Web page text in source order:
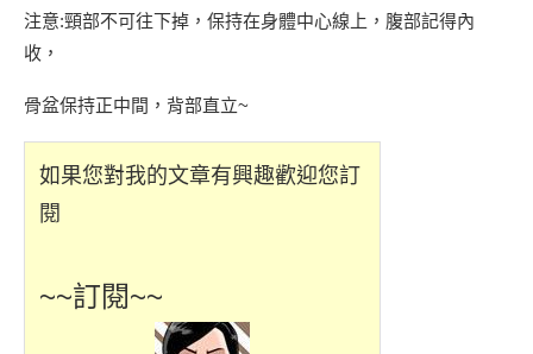
注意:頸部不可往下掉，保持在身體中心線上，腹部記得內
收，
骨盆保持正中間，背部直立~
如果您對我的文章有興趣歡迎您訂
閱
~~訂閱~~